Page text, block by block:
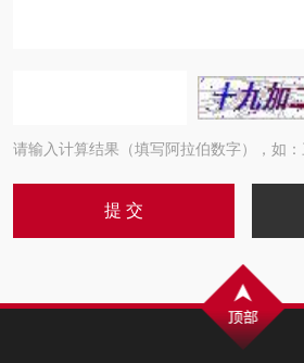
请输入计算结果（填写阿拉伯数字），如